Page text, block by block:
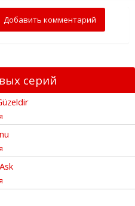
Добавить комментарий
серий